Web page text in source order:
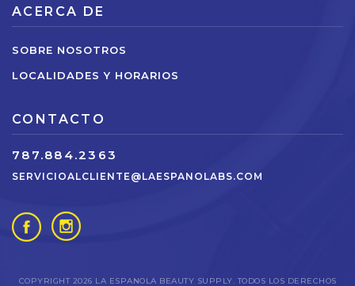
ACERCA DE
SOBRE NOSOTROS
LOCALIDADES Y HORARIOS
CONTACTO
787.884.2363
SERVICIOALCLIENTE@LAESPANOLABS.COM
COPYRIGHT 2026 LA ESPANOLA BEAUTY SUPPLY. TODOS LOS DERECHOS